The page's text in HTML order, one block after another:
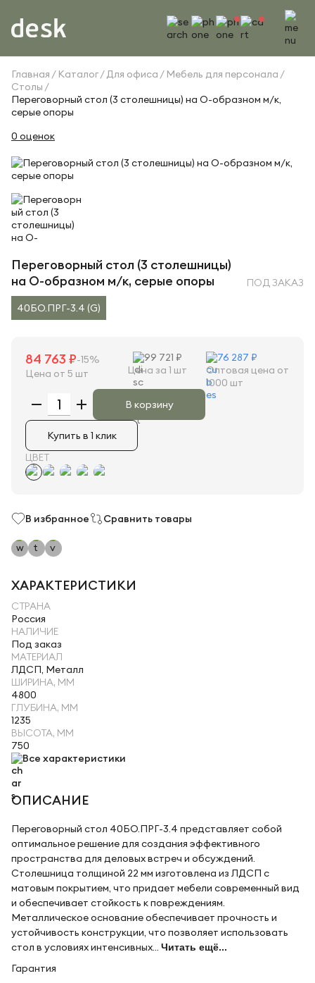
Главная Каталог Для офиса
Мебель для персонала
Столы
Переговорный стол (3 столешницы) на О-образном м/к,
серые опоры
0 оценок
Переговорный стол (3 столешницы)
на О-образном м/к, серые опоры
ПОД ЗАКАЗ
40БО.ПРГ-3.4 (G)
84 763 ₽-15%
Цена от 5 шт
99 721 ₽
Цена за 1 шт
76 287 ₽
Оптовая цена от
1000 шт
В корзину
Купить в 1 клик
ЦВЕТ
В избранное Сравнить товары
ХАРАКТЕРИСТИКИ
СТРАНА
Россия
НАЛИЧИЕ
Под заказ
МАТЕРИАЛ
ЛДСП, Металл
ШИРИНА, ММ
4800
ГЛУБИНА, ММ
1235
ВЫСОТА, ММ
750
Все характеристики
ОПИСАНИЕ
Переговорный стол 40БО.ПРГ-3.4 представляет собой
оптимальное решение для создания эффективного
пространства для деловых встреч и обсуждений.
Столешница толщиной 22 мм изготовлена из ЛДСП с
матовым покрытием, что придает мебели современный вид
и обеспечивает стойкость к повреждениям.
Металлическое основание обеспечивает прочность и
устойчивость конструкции, что позволяет использовать
стол в условиях интенсивных... Читать ещё...
Гарантия